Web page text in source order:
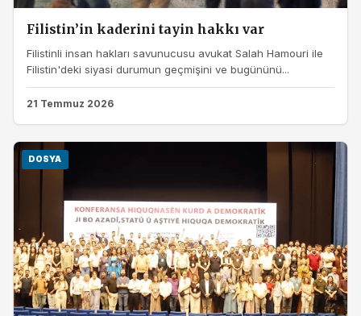
Filistin’in kaderini tayin hakkı var
Filistinli insan hakları savunucusu avukat Salah Hamouri ile
Filistin'deki siyasi durumun geçmişini ve bugününü...
21 Temmuz 2026
DOSYA